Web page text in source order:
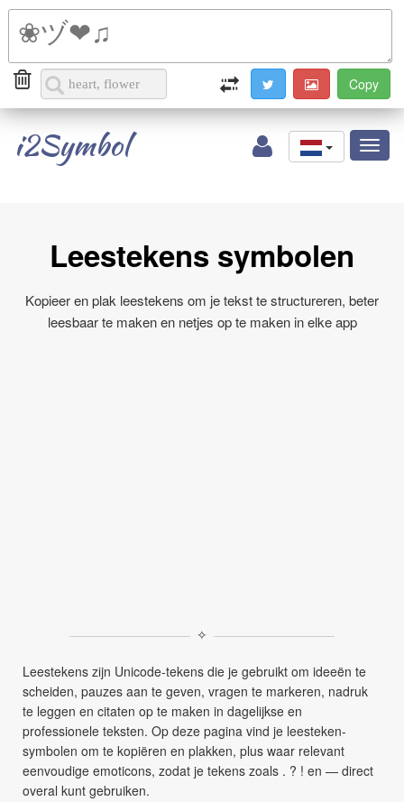
i2Symbol
Leestekens symbolen
Kopieer en plak leestekens om je tekst te structureren, beter
leesbaar te maken en netjes op te maken in elke app
✧
Leestekens zijn Unicode-tekens die je gebruikt om ideeën te
scheiden, pauzes aan te geven, vragen te markeren, nadruk
te leggen en citaten op te maken in dagelijkse en
professionele teksten. Op deze pagina vind je leesteken-
symbolen om te kopiëren en plakken, plus waar relevant
eenvoudige emoticons, zodat je tekens zoals . ? ! en — direct
overal kunt gebruiken.